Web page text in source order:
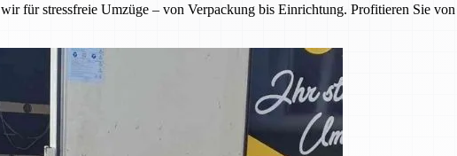
für stressfreie Umzüge – von Verpackung bis Einrichtung. Profitieren Sie